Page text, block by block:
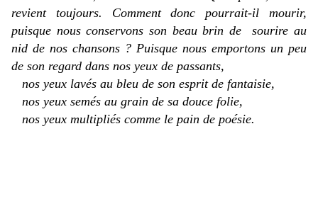
revient toujours. Comment donc pourrait-il mourir,
puisque nous conservons son beau brin de sourire au
nid de nos chansons ? Puisque nous emportons un peu
de son regard dans nos yeux de passants,
nos yeux lavés au bleu de son esprit de fantaisie,
nos yeux semés au grain de sa douce folie,
nos yeux multipliés comme le pain de poésie.